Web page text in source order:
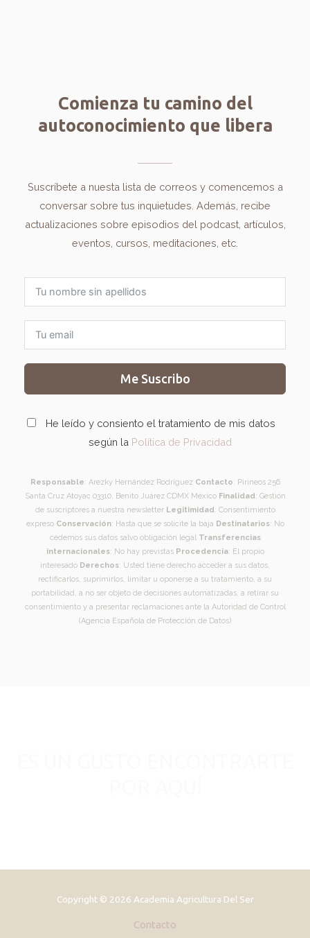
Comienza tu camino del
autoconocimiento que libera
Suscríbete a nuesta lista de correos y comencemos a
conversar sobre tus inquietudes. Además, recibe
actualizaciones sobre episodios del podcast, artículos,
eventos, cursos, meditaciones, etc.
Me Suscribo
He leído y consiento el tratamiento de mis datos
según la Política de Privacidad
Responsable: Arezky Hernández Rodríguez Contacto: Pirineos 256
Santa Cruz Atoyac 03310, Benito Juárez CDMX México Finalidad: Gestión
de suscriptores a nuestra newsletter Legitimidad: Consentimiento
expreso Conservación: Hasta que se solicite la baja Destinatarios: No
cedemos sus datos salvo obligación legal Transferencias
internacionales: No hay previstas Procedencia: El propio
interesado Derechos: Usted tiene derecho acceder a sus datos,
rectificarlos, suprimirlos, limitar u oponerse a su tratamiento, a su
portabilidad, a no ser objeto de decisiones automatizadas, a retirar su
consentimiento y a presentar reclamaciones ante la Autoridad de Control
(Agencia Española de Protección de Datos)
Copyright © 2026 Academia Agricultura Del Ser
Contacto